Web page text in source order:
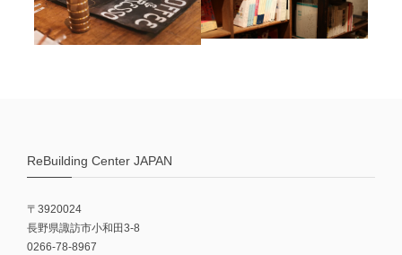
ReBuilding Center JAPAN
〒3920024
長野県諏訪市小和田3-8
0266-78-8967